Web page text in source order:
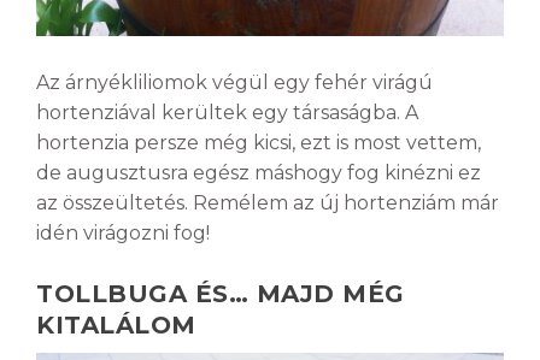
Az árnyékliliomok végül egy fehér virágú
hortenziával kerültek egy társaságba. A
hortenzia persze még kicsi, ezt is most vettem,
de augusztusra egész máshogy fog kinézni ez
az összeültetés. Remélem az új hortenziám már
idén virágozni fog!
TOLLBUGA ÉS… MAJD MÉG
KITALÁLOM